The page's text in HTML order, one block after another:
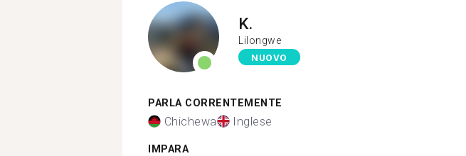
K.
Lilongwe
NUOVO
PARLA CORRENTEMENTE
Chichewa Inglese
IMPARA